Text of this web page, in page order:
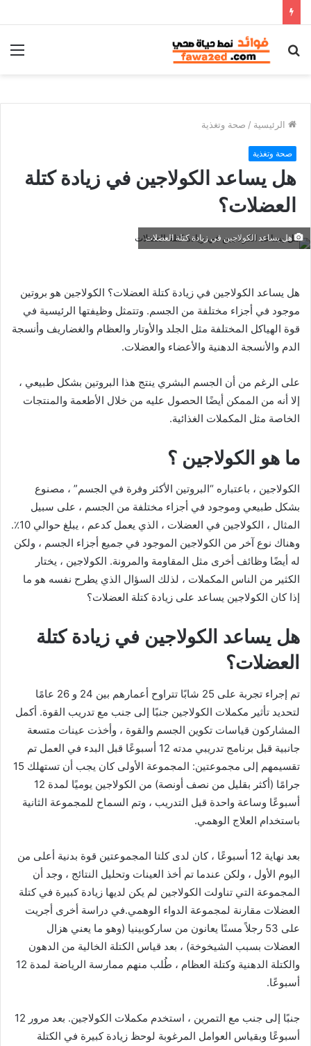
بحث
الرئيسية / صحة وتغذية
صحة وتغذية
هل يساعد الكولاجين في زيادة كتلة
العضلات؟
هل يساعد الكولاجين في زيادة كتلة العضلات
هل يساعد الكولاجين في زيادة كتلة العضلات؟ الكولاجين هو بروتين
موجود في أجزاء مختلفة من الجسم. وتتمثل وظيفتها الرئيسية في
قوة الهياكل المختلفة مثل الجلد والأوتار والعظام والغضاريف وأنسجة
الدم والأنسجة الدهنية والأعضاء والعضلات.
على الرغم من أن الجسم البشري ينتج هذا البروتين بشكل طبيعي ،
إلا أنه من الممكن أيضًا الحصول عليه من خلال الأطعمة والمنتجات
الخاصة مثل المكملات الغذائية.
ما هو الكولاجين ؟
الكولاجين ، باعتباره “البروتين الأكثر وفرة في الجسم” ، مصنوع
بشكل طبيعي وموجود في أجزاء مختلفة من الجسم ، على سبيل
المثال ، الكولاجين في العضلات ، الذي يعمل كدعم ، يبلغ حوالي 10٪.
وهناك نوع آخر من الكولاجين الموجود في جميع أجزاء الجسم ، ولكن
له أيضًا وظائف أخرى مثل المقاومة والمرونة. الكولاجين ، يختار
الكثير من الناس المكملات ، لذلك السؤال الذي يطرح نفسه هو ما
إذا كان الكولاجين يساعد على زيادة كتلة العضلات؟
هل يساعد الكولاجين في زيادة كتلة
العضلات؟
تم إجراء تجربة على 25 شابًا تتراوح أعمارهم بين 24 و 26 عامًا
لتحديد تأثير مكملات الكولاجين جنبًا إلى جنب مع تدريب القوة. أكمل
المشاركون قياسات تكوين الجسم والقوة ، وأخذت عينات متسعة
جانبية قبل برنامج تدريبي مدته 12 أسبوعًا قبل البدء في العمل تم
تقسيمهم إلى مجموعتين: المجموعة الأولى كان يجب أن تستهلك 15
جرامًا (أكثر بقليل من نصف أونصة) من الكولاجين يوميًا لمدة 12
أسبوعًا وساعة واحدة قبل التدريب ، وتم السماح للمجموعة الثانية
باستخدام العلاج الوهمي.
بعد نهاية 12 أسبوعًا ، كان لدى كلتا المجموعتين قوة بدنية أعلى من
اليوم الأول ، ولكن عندما تم أخذ العينات وتحليل النتائج ، وجد أن
المجموعة التي تناولت الكولاجين لم يكن لديها زيادة كبيرة في كتلة
العضلات مقارنة لمجموعة الدواء الوهمي.في دراسة أخرى أجريت
على 53 رجلاً مسنًا يعانون من ساركوبينيا (وهو ما يعني هزال
العضلات بسبب الشيخوخة) ، بعد قياس الكتلة الخالية من الدهون
والكتلة الدهنية وكتلة العظام ، طُلب منهم ممارسة الرياضة لمدة 12
أسبوعًا.
جنبًا إلى جنب مع التمرين ، استخدم مكملات الكولاجين. بعد مرور 12
أسبوعًا وبقياس العوامل المرغوبة لوحظ زيادة كبيرة في الكتلة